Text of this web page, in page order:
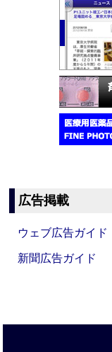
広告掲載
ウェブ広告ガイド
新聞広告ガイド